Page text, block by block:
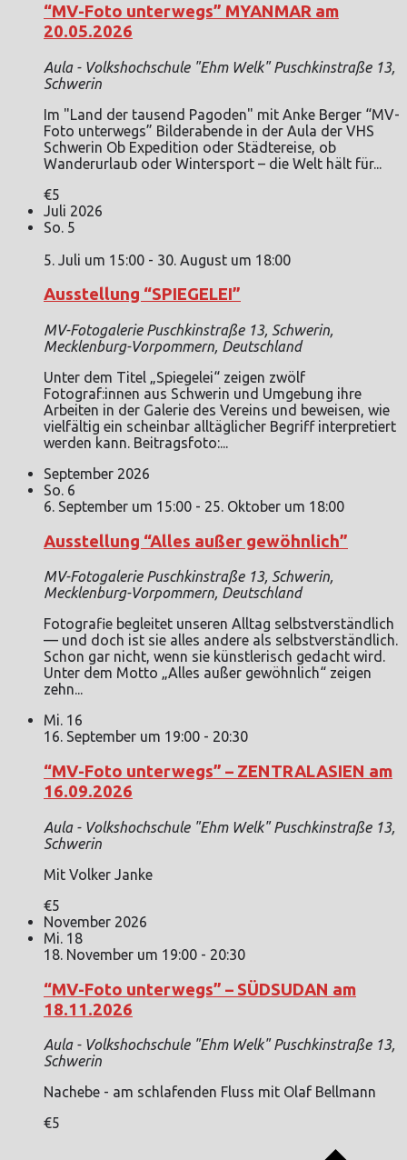
“MV-Foto unterwegs” MYANMAR am
20.05.2026
Aula - Volkshochschule "Ehm Welk"Puschkinstraße 13,
Schwerin
Im "Land der tausend Pagoden" mit Anke Berger “MV-
Foto unterwegs” Bilderabende in der Aula der VHS
Schwerin Ob Expedition oder Städtereise, ob
Wanderurlaub oder Wintersport – die Welt hält für...
€5
Juli 2026
So. 5
5. Juli um 15:00 - 30. August um 18:00
Ausstellung “SPIEGELEI”
MV-Fotogalerie Puschkinstraße 13, Schwerin,
Mecklenburg-Vorpommern, Deutschland
Unter dem Titel „Spiegelei“ zeigen zwölf
Fotograf:innen aus Schwerin und Umgebung ihre
Arbeiten in der Galerie des Vereins und beweisen, wie
vielfältig ein scheinbar alltäglicher Begriff interpretiert
werden kann. Beitragsfoto:...
September 2026
So. 6
6. September um 15:00 - 25. Oktober um 18:00
Ausstellung “Alles außer gewöhnlich”
MV-Fotogalerie Puschkinstraße 13, Schwerin,
Mecklenburg-Vorpommern, Deutschland
Fotografie begleitet unseren Alltag selbstverständlich
— und doch ist sie alles andere als selbstverständlich.
Schon gar nicht, wenn sie künstlerisch gedacht wird.
Unter dem Motto „Alles außer gewöhnlich“ zeigen
zehn...
Mi. 16
16. September um 19:00 - 20:30
“MV-Foto unterwegs” – ZENTRALASIEN am
16.09.2026
Aula - Volkshochschule "Ehm Welk"Puschkinstraße 13,
Schwerin
Mit Volker Janke
€5
November 2026
Mi. 18
18. November um 19:00 - 20:30
“MV-Foto unterwegs” – SÜDSUDAN am
18.11.2026
Aula - Volkshochschule "Ehm Welk"Puschkinstraße 13,
Schwerin
Nachebe - am schlafenden Fluss mit Olaf Bellmann
€5